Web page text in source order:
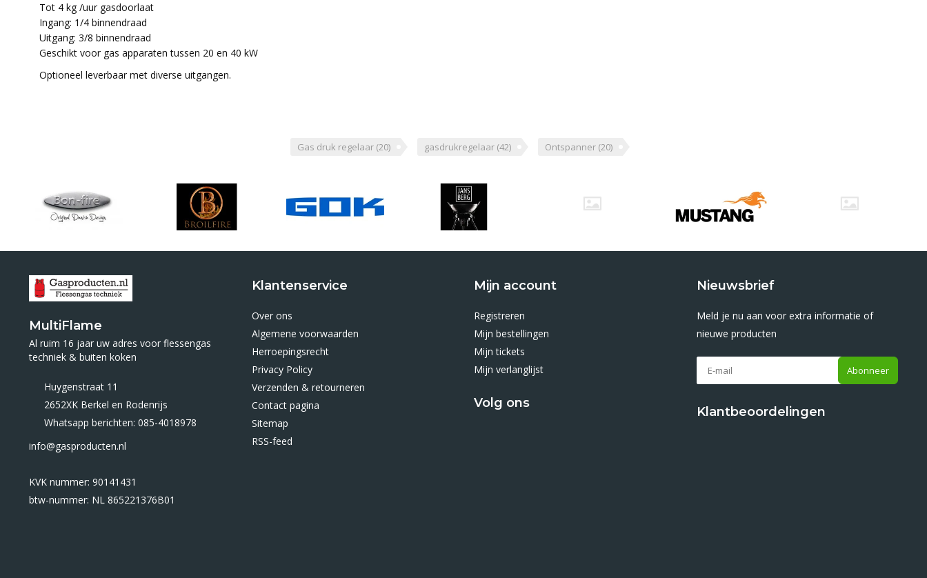
Tot 4 kg /uur gasdoorlaat
Ingang: 1/4 binnendraad
Uitgang: 3/8 binnendraad
Geschikt voor gas apparaten tussen 20 en 40 kW
Optioneel leverbaar met diverse uitgangen.
Gas druk regelaar (20) gasdrukregelaar (42) Ontspanner (20)
MultiFlame
Al ruim 16 jaar uw adres voor flessengas
techniek & buiten koken
Huygenstraat 11
2652XK Berkel en Rodenrijs
Whatsapp berichten: 085-4018978
info@gasproducten.nl
KVK nummer: 90141431
btw-nummer: NL 865221376B01
Klantenservice
Over ons
Algemene voorwaarden
Herroepingsrecht
Privacy Policy
Verzenden & retourneren
Contact pagina
Sitemap
RSS-feed
Mijn account
Registreren
Mijn bestellingen
Mijn tickets
Mijn verlanglijst
Volg ons
Nieuwsbrief
Meld je nu aan voor extra informatie of
nieuwe producten
Abonneer
Klantbeoordelingen